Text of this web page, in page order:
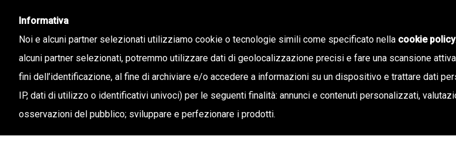
info@confapi.padova.it
CHI SIAMO STAMPA E TERRITORIO
Informativa
Noi e alcuni partner selezionati utilizziamo cookie o tecnologie simili come specificato nella cookie policy
alcuni partner selezionati, potremmo utilizzare dati di geolocalizzazione precisi e fare una scansione
fini dell’identificazione, al fine di archiviare e/o accedere a informazioni su un dispositivo e trattare dati
IP, dati di utilizzo o identificativi univoci) per le seguenti finalità: annunci e contenuti personalizzati,
osservazioni del pubblico; sviluppare e perfezionare i prodotti.